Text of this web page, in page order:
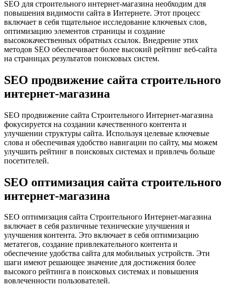
SEO для строительного интернет-магазина необходим для
повышения видимости сайта в Интернете. Этот процесс
включает в себя тщательное исследование ключевых слов,
оптимизацию элементов страницы и создание
высококачественных обратных ссылок. Внедрение этих
методов SEO обеспечивает более высокий рейтинг веб-сайта
на страницах результатов поисковых систем.
SEO продвижение сайта строительного
интернет-магазина
SEO продвижение сайта Строительного Интернет-магазина
фокусируется на создании качественного контента и
улучшении структуры сайта. Используя целевые ключевые
слова и обеспечивая удобство навигации по сайту, мы можем
улучшить рейтинг в поисковых системах и привлечь больше
посетителей.
SEO оптимизация сайта строительного
интернет-магазина
SEO оптимизация сайта Строительного Интернет-магазина
включает в себя различные технические улучшения и
улучшения контента. Это включает в себя оптимизацию
метатегов, создание привлекательного контента и
обеспечение удобства сайта для мобильных устройств. Эти
шаги имеют решающее значение для достижения более
высокого рейтинга в поисковых системах и повышения
вовлеченности пользователей.